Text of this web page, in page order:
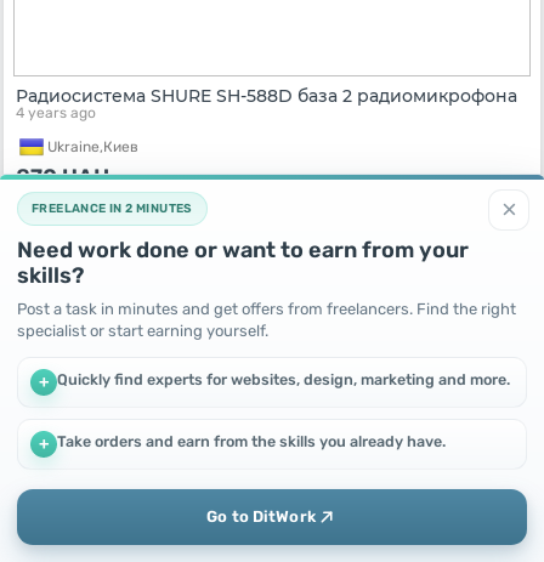
Радиосистема SHURE SH-588D база 2 радиомикрофона
4 years ago
Ukraine,Киев
870UAH
4 years ago
×
FREELANCE IN 2 MINUTES
Need work done or want to earn from your
skills?
Post a task in minutes and get offers from freelancers. Find the right
specialist or start earning yourself.
+ Quickly find experts for websites, design, marketing and more.
+ Take orders and earn from the skills you already have.
Go to DitWork
We use cookies to improve performance and make the site
Add Home Messages Profile